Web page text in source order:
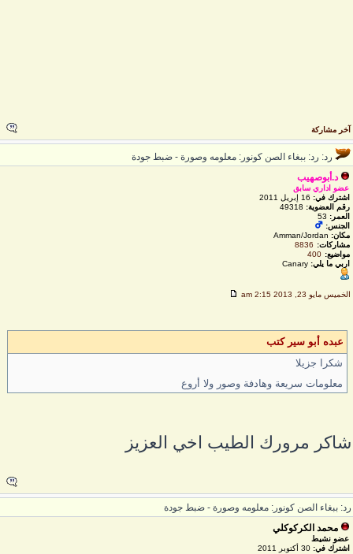
آخر مشاركة
رد: رد: ببغاء الصن كونور: معلومه وصورة - ضبط جودة
د.أبوصهيب
عضو اداري سابق
اشترك في:16 إبريل 2011
رقم العضوية:49318
العمر: 53
الجنس:
مكان:Amman/Jordan
مشاركات:
8836
مواضيع:
400
اربي ما يلي:Canary
الخميس مايو 23, 2013 2:15 am
عبده أبو سير كتب
شكرا جزيلا
معلومات سريعة وهادفة وصور ولا أروع
مرورك الطيب اخي العزيز
ببغاء الصن كونور: معلومه وصورة - ضبط جودة
محمد الكركوكلي
عضو نشيط
اشترك في:30 أكتوبر 2011